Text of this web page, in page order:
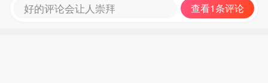
好的评论会让人崇拜 查看1条评论